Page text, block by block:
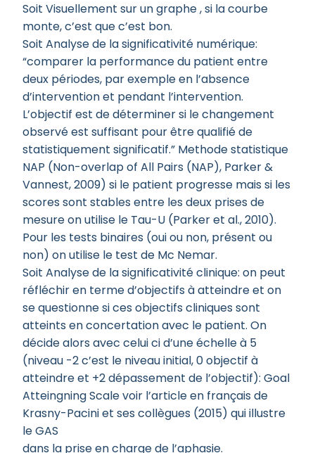
Soit Visuellement sur un graphe , si la courbe
monte, c’est que c’est bon.
Soit Analyse de la significativité numérique:
“comparer la performance du patient entre
deux périodes, par exemple en l’absence
d’intervention et pendant l’intervention.
L’objectif est de déterminer si le changement
observé est suffisant pour être qualifié de
statistiquement significatif.” Methode statistique
NAP (Non-overlap of All Pairs (NAP), Parker &
Vannest, 2009) si le patient progresse mais si les
scores sont stables entre les deux prises de
mesure on utilise le Tau-U (Parker et al., 2010).
Pour les tests binaires (oui ou non, présent ou
non) on utilise le test de Mc Nemar.
Soit Analyse de la significativité clinique: on peut
réfléchir en terme d’objectifs à atteindre et on
se questionne si ces objectifs cliniques sont
atteints en concertation avec le patient. On
décide alors avec celui ci d’une échelle à 5
(niveau -2 c’est le niveau initial, 0 objectif à
atteindre et +2 dépassement de l’objectif): Goal
Atteingning Scale voir l’article en français de
Krasny-Pacini et ses collègues (2015) qui illustre
le GAS
dans la prise en charge de l’aphasie.